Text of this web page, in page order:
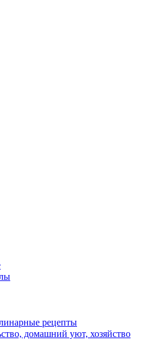
рецепты
домашний уют, хозяйство